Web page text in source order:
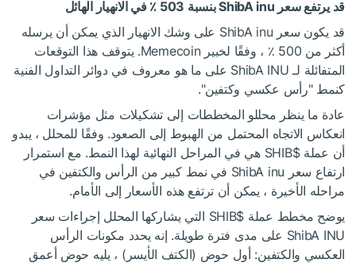
قد يرتفع سعر ShibA inu بنسبة 503 ٪ في الانهيار الهائل
قد يكون سعر ShibA inu على وشك الانهيار الذي يمكن أن يرسله
أكثر من 500 ٪ ، وفقًا لخبير Memecoin. يتوقف هذا التوقعات
المتفائلة لـ ShibA INU على ما هو معروف في دوائر التداول الفنية
كنمط "رأس عكسي وكتفين".
عادة ما ينظر محللو المخططات إلى تشكيلات مثل مؤشرات
انعكاس الاتجاه المحتمل من الهبوط إلى الصعود. وفقًا للمحلل ، يبدو
أن عملة$SHIB
هي في المراحل النهائية لهذا النمط. مع استمرار
ارتفاع سعر ShibA inu في نمط كبير من الرأس والكتفين في
مراحله الأخيرة ، يمكن أن ترتفع هذه الأسعار إلى الأمام.
يوضح مخطط عملة $SHIB
التي يشاركها المحلل إجراءات سعر
ShibA INU على مدى فترة طويلة. إنه يحدد مكونات الرأس
العكسي والكتفين: أول حوض (الكتف الأيسر) ، يليه حوض أعمق